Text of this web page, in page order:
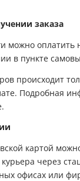
заказа
можно
в пункте
происходит
Подробная
картой
через
офисах или